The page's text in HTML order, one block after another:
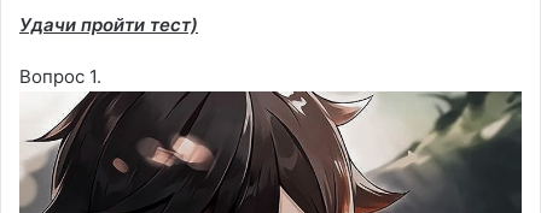
Удачи пройти тест)
Вопрос 1.